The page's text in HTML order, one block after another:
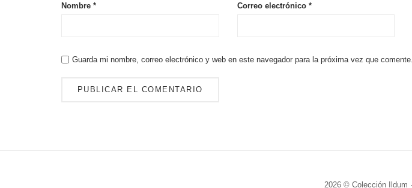
Nombre * Correo electrónico *
Guarda mi nombre, correo electrónico y web en este navegador para la próxima vez que comente.
2026 © Colección Ildum